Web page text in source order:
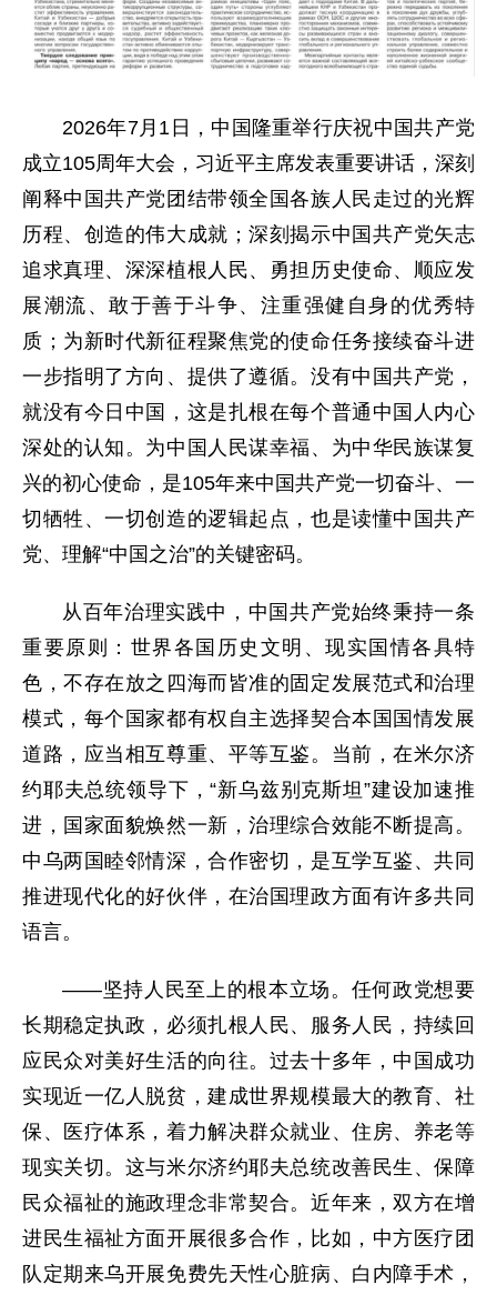
2026年7月1日，中国隆重举行庆祝中国共产党
成立105周年大会，习近平主席发表重要讲话，深刻
阐释中国共产党团结带领全国各族人民走过的光辉
历程、创造的伟大成就；深刻揭示中国共产党矢志
追求真理、深深植根人民、勇担历史使命、顺应发
展潮流、敢于善于斗争、注重强健自身的优秀特
质；为新时代新征程聚焦党的使命任务接续奋斗进
一步指明了方向、提供了遵循。没有中国共产党，
就没有今日中国，这是扎根在每个普通中国人内心
深处的认知。为中国人民谋幸福、为中华民族谋复
兴的初心使命，是105年来中国共产党一切奋斗、一
切牺牲、一切创造的逻辑起点，也是读懂中国共产
党、理解“中国之治”的关键密码。
从百年治理实践中，中国共产党始终秉持一条
重要原则：世界各国历史文明、现实国情各具特
色，不存在放之四海而皆准的固定发展范式和治理
模式，每个国家都有权自主选择契合本国国情发展
道路，应当相互尊重、平等互鉴。当前，在米尔济
约耶夫总统领导下，“新乌兹别克斯坦”建设加速推
进，国家面貌焕然一新，治理综合效能不断提高。
中乌两国睦邻情深，合作密切，是互学互鉴、共同
推进现代化的好伙伴，在治国理政方面有许多共同
语言。
——坚持人民至上的根本立场。任何政党想要
长期稳定执政，必须扎根人民、服务人民，持续回
应民众对美好生活的向往。过去十多年，中国成功
实现近一亿人脱贫，建成世界规模最大的教育、社
保、医疗体系，着力解决群众就业、住房、养老等
现实关切。这与米尔济约耶夫总统改善民生、保障
民众福祉的施政理念非常契合。近年来，双方在增
进民生福祉方面开展很多合作，比如，中方医疗团
队定期来乌开展免费先天性心脏病、白内障手术，